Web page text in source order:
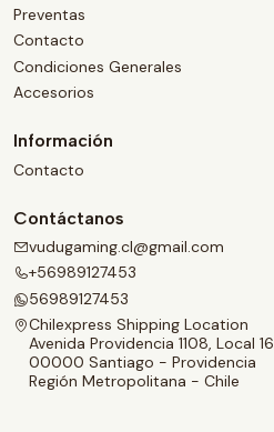
Preventas
Contacto
Condiciones Generales
Accesorios
Información
Contacto
Contáctanos
vudugaming.cl@gmail.com
+56989127453
56989127453
Chilexpress Shipping Location
Avenida Providencia 1108, Local 16
00000 Santiago - Providencia
Región Metropolitana - Chile